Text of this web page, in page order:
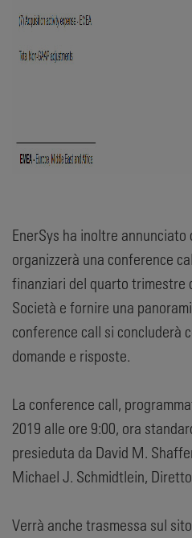
EnerSys ha inoltre annunciato
organizzerà una conference
finanziari del quarto trimestre
Società e fornire una
conference call si concluderà
domande e risposte.
La conference call,
2019 alle ore 9:00, ora
presieduta da David M.
Michael J. Schmidtlein,
Verrà anche trasmessa sul